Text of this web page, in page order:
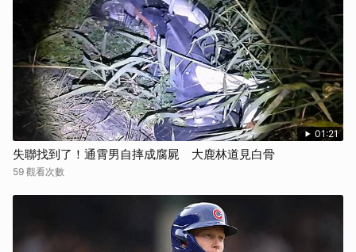
01:21
失聯找到了！通霄男自摔成腐屍 大鹿林道見白骨
59 觀看次數